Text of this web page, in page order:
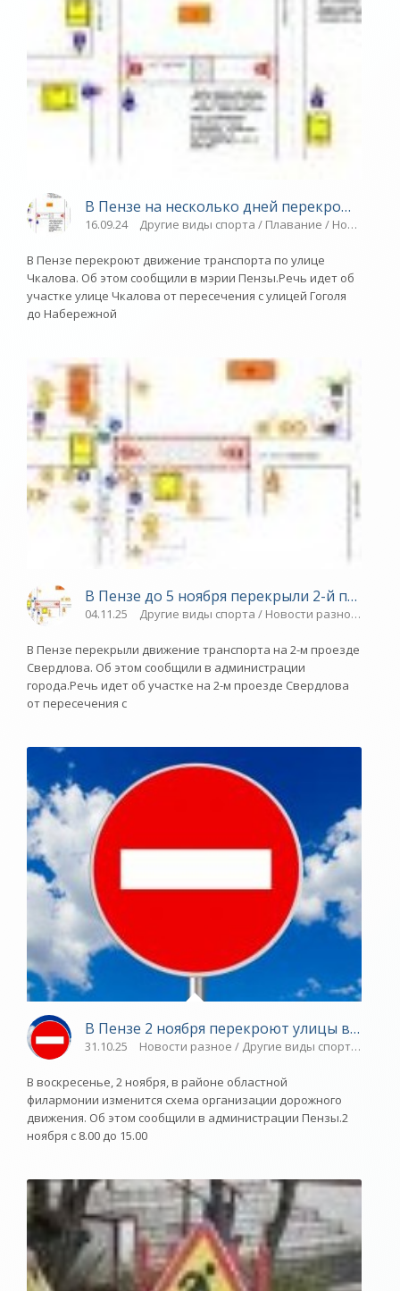
В Пензе на несколько дней перекроют
16.09.24 Другие виды спорта / Плавание / Новости
В Пензе перекроют движение транспорта по улице
Чкалова. Об этом сообщили в мэрии Пензы.Речь идет об
участке улице Чкалова от пересечения с улицей Гоголя
до Набережной
В Пензе до 5 ноября перекрыли 2-й
04.11.25 Другие виды спорта / Новости разное /
В Пензе перекрыли движение транспорта на 2-м проезде
Свердлова. Об этом сообщили в администрации
города.Речь идет об участке на 2-м проезде Свердлова
от пересечения с
В Пензе 2 ноября перекроют улицы возле
31.10.25 Новости разное / Другие виды спорта /
В воскресенье, 2 ноября, в районе областной
филармонии изменится схема организации дорожного
движения. Об этом сообщили в администрации Пензы.2
ноября с 8.00 до 15.00